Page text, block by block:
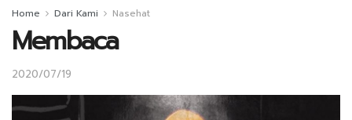
Home Dari Kami Nasehat
Membaca
2020/07/19